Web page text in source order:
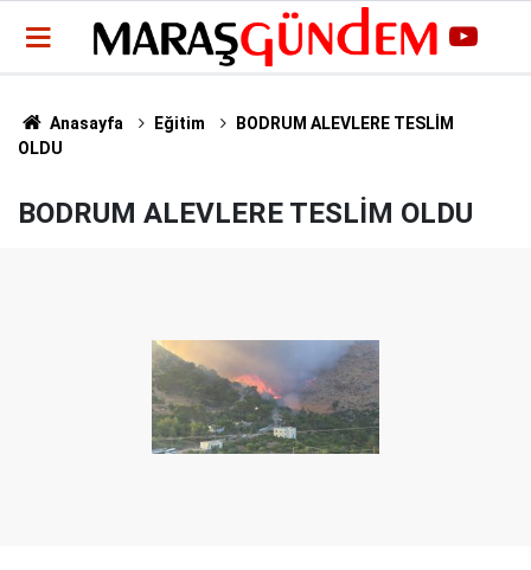
Anasayfa Eğitim
BODRUM ALEVLERE TESLİM
OLDU
BODRUM ALEVLERE TESLİM OLDU